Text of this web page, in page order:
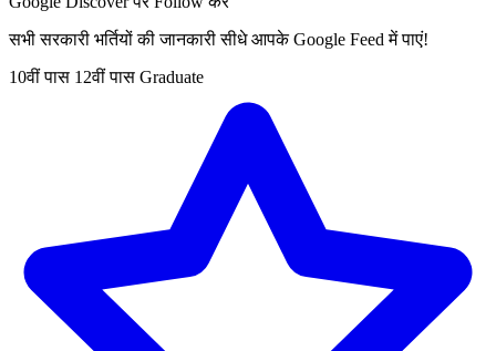
सभी सरकारी भर्तियों की जानकारी सीधे आपके Google Feed में पाएं!
10वीं पास 12वीं पास Graduate